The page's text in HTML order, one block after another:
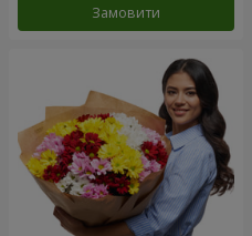
Замовити